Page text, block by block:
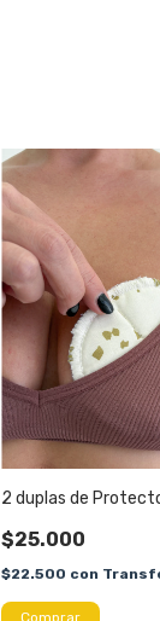
2 duplas de
$25.000
$22.500 con